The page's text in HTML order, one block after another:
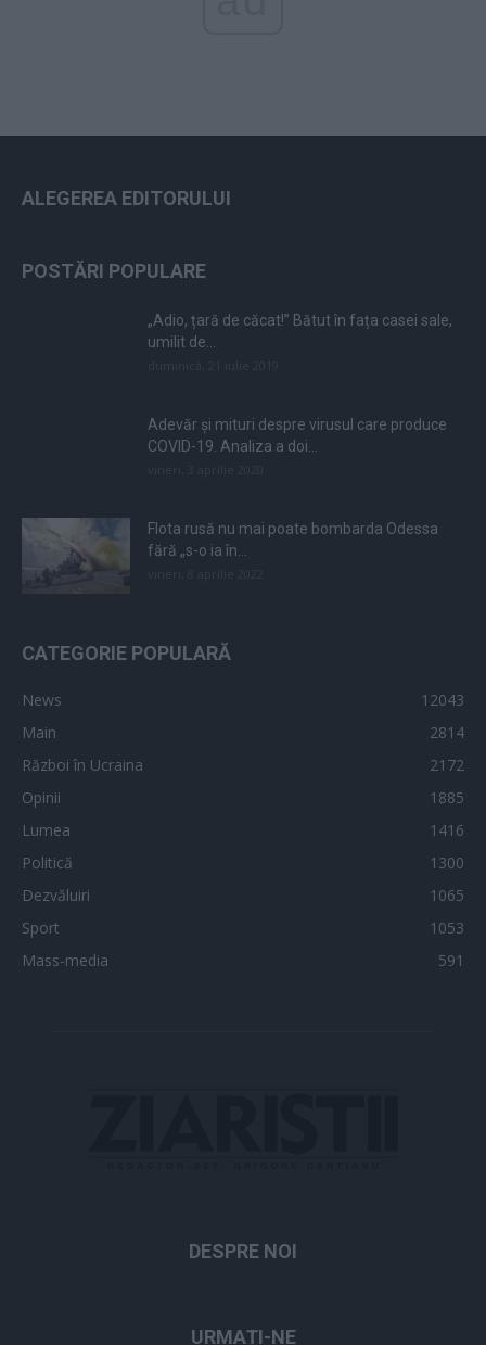
ALEGEREA EDITORULUI
POSTĂRI POPULARE
„Adio, țară de căcat!” Bătut în fața casei sale,
umilit de...
Adevăr și mituri despre virusul care produce
COVID-19. Analiza a doi...
Flota rusă nu mai poate bombarda Odessa
fără „s-o ia în...
CATEGORIE POPULARĂ
News
12043
Main
2814
Război în Ucraina
2172
Opinii
1885
Lumea
1416
Politică
1300
Dezvăluiri
1065
Sport
1053
Mass-media
591
DESPRE NOI
URMAȚI-NE